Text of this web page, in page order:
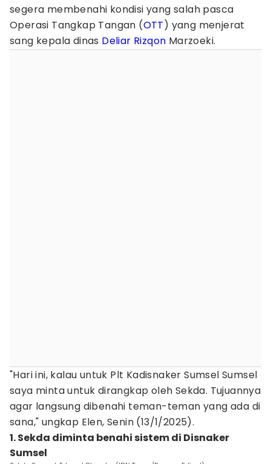
segera membenahi kondisi yang salah pasca
Operasi Tangkap Tangan (OTT) yang menjerat
sang kepala dinas Deliar Rizqon Marzoeki.
"Hari ini, kalau untuk Plt Kadisnaker Sumsel Sumsel
saya minta untuk dirangkap oleh Sekda. Tujuannya
agar langsung dibenahi teman-teman yang ada di
sana," ungkap Elen, Senin (13/1/2025).
1. Sekda diminta benahi sistem di Disnaker
Sumsel